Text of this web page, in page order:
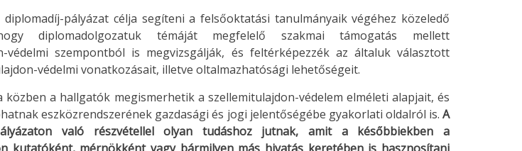
diplomadíj-pályázat célja segíteni a felsőoktatási tanulmányaik végéhez közeledő
diplomadolgozatuk témáját megfelelő szakmai támogatás mellett
védelmi szempontból is megvizsgálják, és feltérképezzék az általuk választott
védelmi vonatkozásait, illetve oltalmazhatósági lehetőségeit.
közben a hallgatók megismerhetik a szellemitulajdon-védelem elméleti alapjait, és
eszközrendszerének gazdasági és jogi jelentőségébe gyakorlati oldalról is. A
való részvétellel olyan tudáshoz jutnak, amit a későbbiekben a